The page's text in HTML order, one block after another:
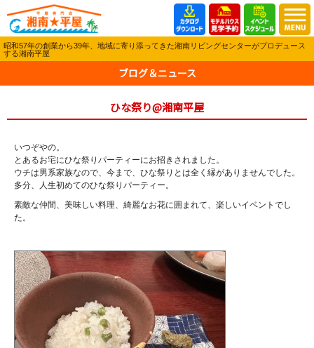
昭和57年の創業から39年、地域に寄り添ってきた湘南リビングセンターがプロデュース
する湘南平屋
ブログ＆ニュース
ひな祭り@湘南平屋
いつぞやの。
とあるお宅にひな祭りパーティーにお招きされました。
ウチは男系家族なので、今まで、ひな祭りとは全く縁がありませんでした。
多分、人生初めてのひな祭りパーティー。
素敵な仲間、美味しい料理、綺麗なお花に囲まれて、楽しいイベントでし
た。